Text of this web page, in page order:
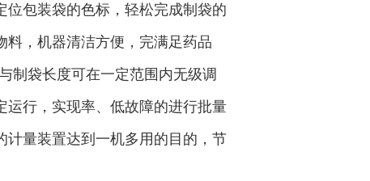
位包装袋的色标，轻松完成制袋的
料，机器清洁方便，完满足药品
制袋长度可在一定范围内无级调
运行，实现率、低故障的进行批量
计量装置达到一机多用的目的，节